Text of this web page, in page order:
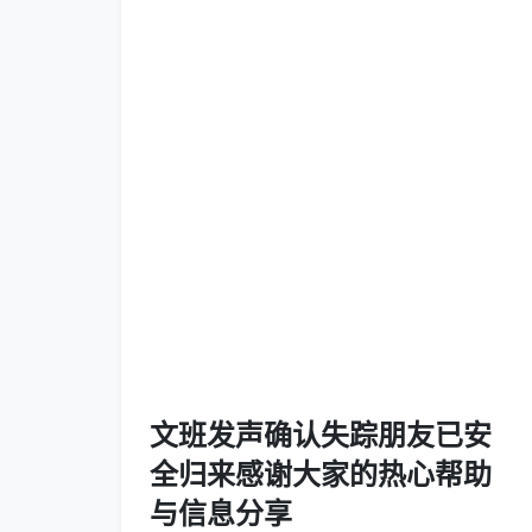
文班发声确认失踪朋友已安
全归来感谢大家的热心帮助
与信息分享